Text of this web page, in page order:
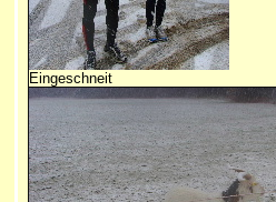
Eingeschneit